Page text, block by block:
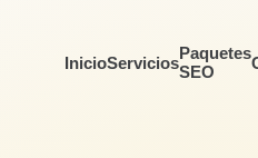
InicioServiciosPaquetes
SEO